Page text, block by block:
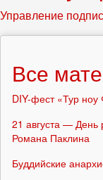
Управление
Все
DIY-фест «Тур ноу
21 августа — День
Романа Паклина
Буддийские